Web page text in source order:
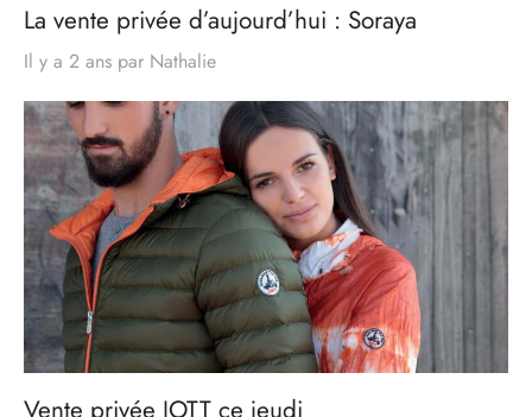
La vente privée d’aujourd’hui : Soraya
Il y a 2 ans par Nathalie
Vente privée JOTT ce jeudi